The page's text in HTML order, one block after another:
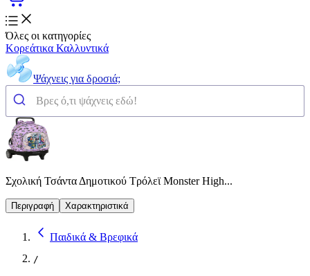
Όλες οι κατηγορίες
Κορεάτικα Καλλυντικά
Ψάχνεις για δροσιά;
Σχολική Τσάντα Δημοτικού Τρόλεϊ Monster High...
Περιγραφή Χαρακτηριστικά
Παιδικά & Βρεφικά
/